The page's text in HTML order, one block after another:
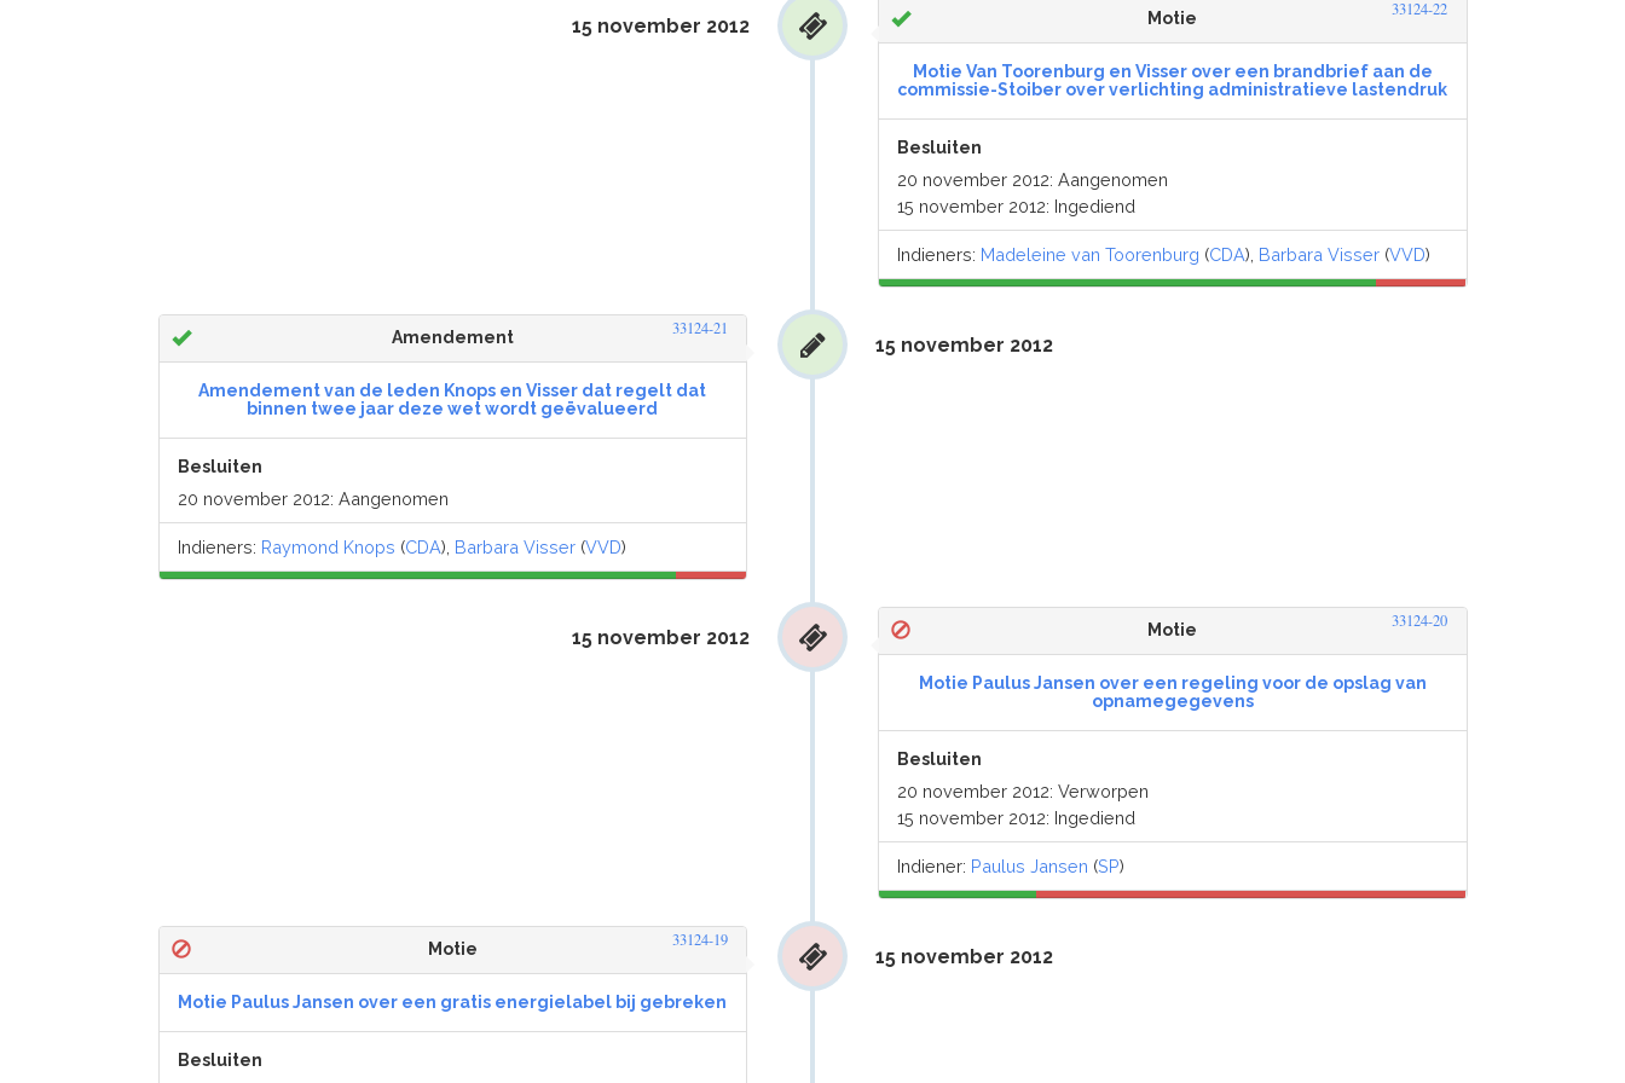
Motie 33124-22
Motie Van Toorenburg en Visser over een brandbrief aan de
commissie-Stoiber over verlichting administratieve lastendruk
Besluiten
20 november 2012: Aangenomen
15 november 2012: Ingediend
Indieners: Madeleine van Toorenburg (CDA), Barbara Visser (VVD)
15 november 2012
Amendement 33124-21
Amendement van de leden Knops en Visser dat regelt dat
binnen twee jaar deze wet wordt geëvalueerd
Besluiten
20 november 2012: Aangenomen
Indieners: Raymond Knops (CDA), Barbara Visser(VVD)
15 november 2012
Motie 33124-20
Motie Paulus Jansen over een regeling voor de opslag van
opnamegegevens
Besluiten
20 november 2012: Verworpen
15 november 2012: Ingediend
Indiener: Paulus Jansen (SP)
15 november 2012
Motie 33124-19
Motie Paulus Jansen over een gratis energielabel bij gebreken
Besluiten
15 november 2012